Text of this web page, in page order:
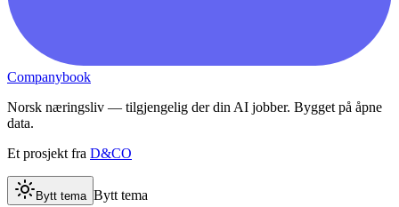
Companybook
Norsk næringsliv — tilgjengelig der din AI jobber. Bygget på åpne
data.
Et prosjekt fra D&CO
Bytt tema Bytt tema